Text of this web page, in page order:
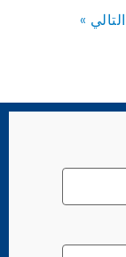
التالي »